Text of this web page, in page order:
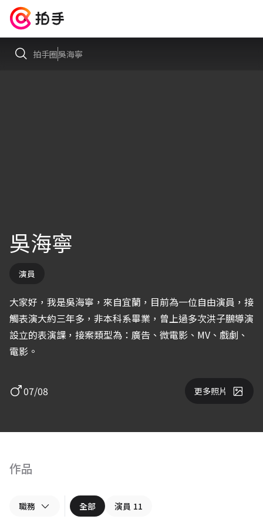
拍手圈吳海寧
吳海寧
演員
大家好，我是吳海寧，來自宜蘭，目前為一位自由演員，接
觸表演大約三年多，非本科系畢業，曾上過多次洪子鵬導演
設立的表演課，接案類型為：廣告、微電影、MV、戲劇、
電影。
07/08 更多照片
作品
職務 全部 演員 11